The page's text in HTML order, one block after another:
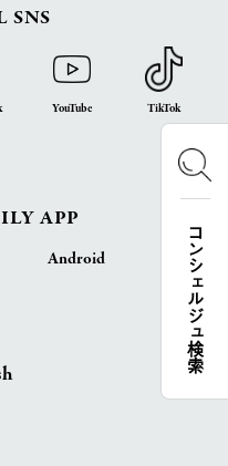
コンシェルジュ検索
SNS
YouTube TikTok
APP
Android